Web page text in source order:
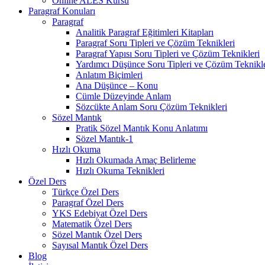
Paragraf Konuları
Paragraf
Analitik Paragraf Eğitimleri Kitapları
Paragraf Soru Tipleri ve Çözüm Teknikleri
Paragraf Yapısı Soru Tipleri ve Çözüm Teknikleri
Yardımcı Düşünce Soru Tipleri ve Çözüm
Anlatım Biçimleri
Ana Düşünce – Konu
Cümle Düzeyinde Anlam
Sözcükte Anlam Soru Çözüm Teknikleri
Sözel Mantık
Pratik Sözel Mantık Konu Anlatımı
Sözel Mantık-1
Hızlı Okuma
Hızlı Okumada Amaç Belirleme
Hızlı Okuma Teknikleri
Özel Ders
Türkçe Özel Ders
Paragraf Özel Ders
YKS Edebiyat Özel Ders
Matematik Özel Ders
Sözel Mantık Özel Ders
Sayısal Mantık Özel Ders
Blog